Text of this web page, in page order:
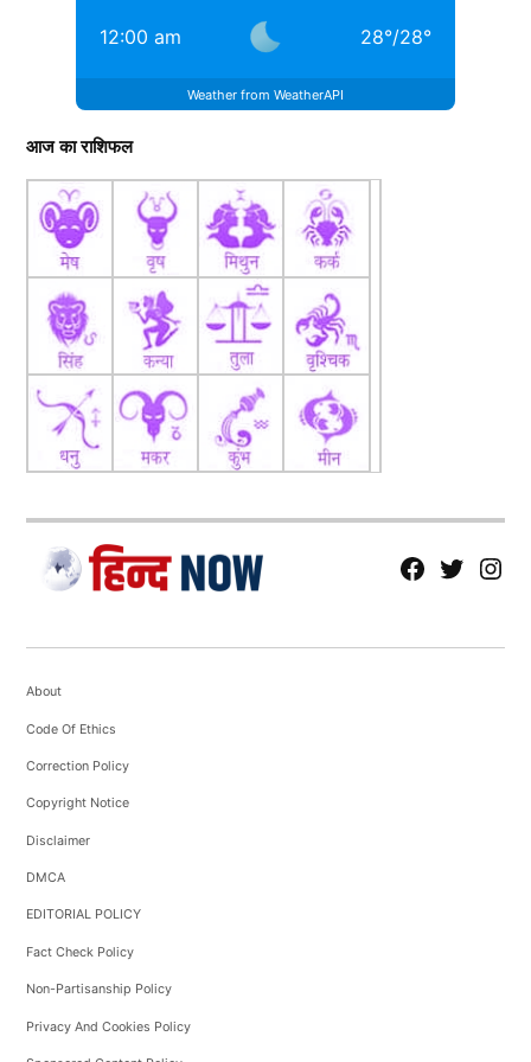
12:00 am 28°/28°
Weather from WeatherAPI
आज का राशिफल
fb Tw tw
About
Code Of Ethics
Correction Policy
Copyright Notice
Disclaimer
DMCA
EDITORIAL POLICY
Fact Check Policy
Non-Partisanship Policy
Privacy And Cookies Policy